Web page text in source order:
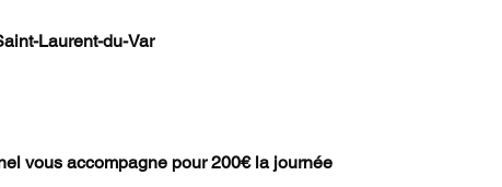
Laurent-du-Var
vous accompagne pour 200€ la journée